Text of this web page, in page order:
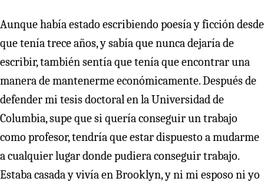
Aunque había estado escribiendo poesía y ficción desde
que tenía trece años, y sabía que nunca dejaría de
escribir, también sentía que tenía que encontrar una
manera de mantenerme económicamente. Después de
defender mi tesis doctoral en la Universidad de
Columbia, supe que si quería conseguir un trabajo
como profesor, tendría que estar dispuesto a mudarme
a cualquier lugar donde pudiera conseguir trabajo.
Estaba casada y vivía en Brooklyn, y ni mi esposo ni yo